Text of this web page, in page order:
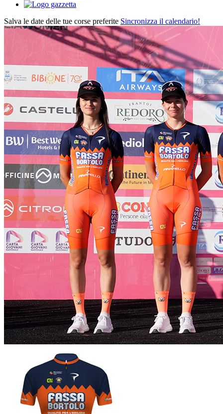
Salva le date delle tue corse preferite Sincronizza il calendario!